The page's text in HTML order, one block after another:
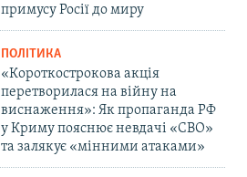
примусу Росії до миру
ПОЛІТИКА
«Короткострокова акція
перетворилася на війну на
виснаження»: Як пропаганда РФ
у Криму пояснює невдачі «СВО»
та залякує «мінними атаками»